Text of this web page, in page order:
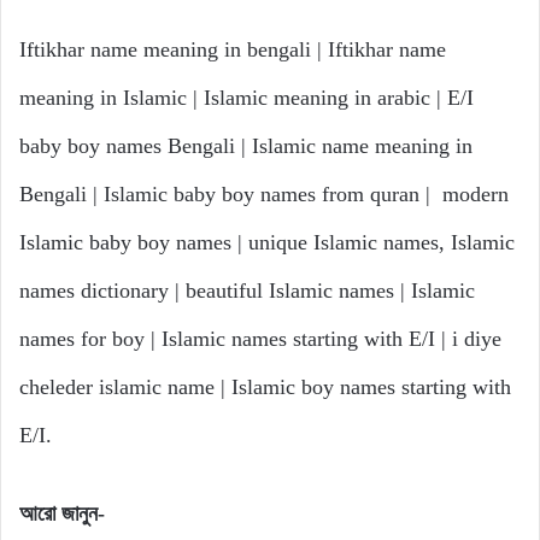
Iftikhar name meaning in bengali | Iftikhar name
meaning in Islamic | Islamic meaning in arabic | E/I
baby boy names Bengali | Islamic name meaning in
Bengali | Islamic baby boy names from quran | modern
Islamic baby boy names | unique Islamic names, Islamic
names dictionary | beautiful Islamic names | Islamic
names for boy | Islamic names starting with E/I | i diye
cheleder islamic name | Islamic boy names starting with
E/I.
আরোজানুন-